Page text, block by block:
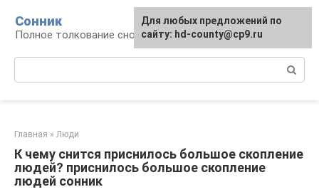
контенту
Сонник
Полное толкование снов
Главная » Люди
К чему снится приснилось большое скопление
людей? приснилось большое скопление
людей сонник
Для любых предложений по
сайту: hd-county@cp9.ru